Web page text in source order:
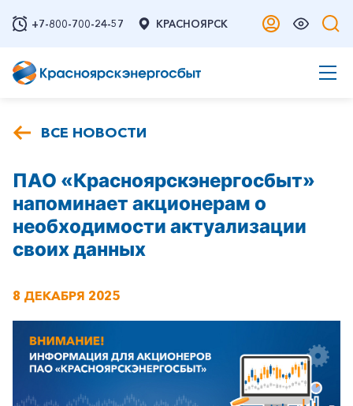
+7-800-700-24-57 КРАСНОЯРСК
ВСЕ НОВОСТИ
ПАО «Красноярскэнергосбыт»
напоминает акционерам о
необходимости актуализации
своих данных
8 ДЕКАБРЯ 2025